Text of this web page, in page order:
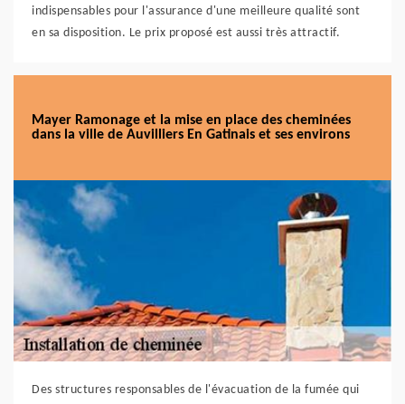
indispensables pour l'assurance d'une meilleure qualité sont
en sa disposition. Le prix proposé est aussi très attractif.
Mayer Ramonage et la mise en place des cheminées
dans la ville de Auvilliers En Gatinais et ses environs
Des structures responsables de l'évacuation de la fumée qui